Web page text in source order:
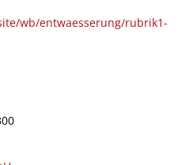
wb/entwaesserung/rubrik1-